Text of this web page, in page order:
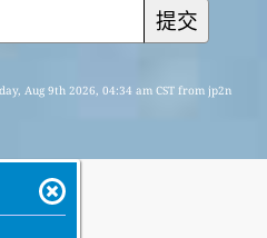
提交
Aug 9th 2026, 04:34 am CST from jp2n